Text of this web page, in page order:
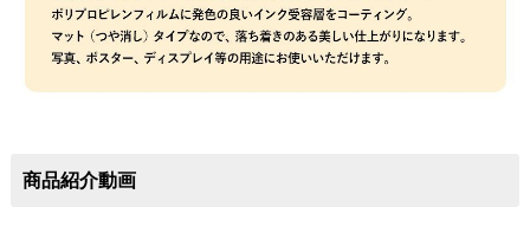
商品紹介動画